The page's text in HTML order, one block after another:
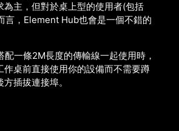
為主，但對於桌上型的使用者(包括
言，Element Hub也會是一個不錯的
一條2M長度的傳輸線一起使用時，
作桌前直接使用你的設備而不需要蹲
插拔連接埠。